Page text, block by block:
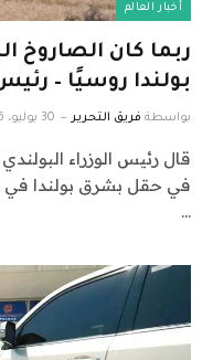
أخبار العالم
ربما كان الصاروخ
بولندا روسيًا –
بواسطة فريق التحرير 30 يوليو، 2026
قال رئيس الوزراء
في حقل بشرق بولندا في
…